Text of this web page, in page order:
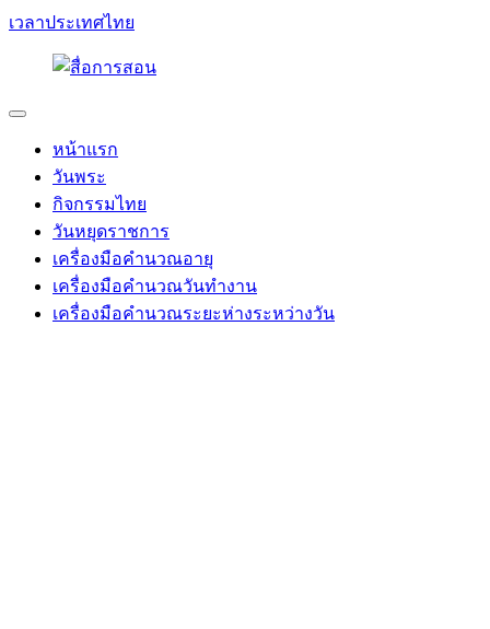
เวลาประเทศไทย
หน้าแรก
วันพระ
กิจกรรมไทย
วันหยุดราชการ
เครื่องมือคำนวณอายุ
เครื่องมือคำนวณวันทำงาน
เครื่องมือคำนวณระยะห่างระหว่างวัน